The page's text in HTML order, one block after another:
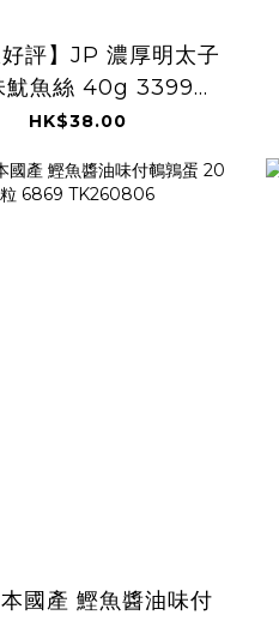
好評】JP 濃厚明太子
魷魚絲 40g 3399
TK260806
HK$38.00
國產 鰹魚醬油味付